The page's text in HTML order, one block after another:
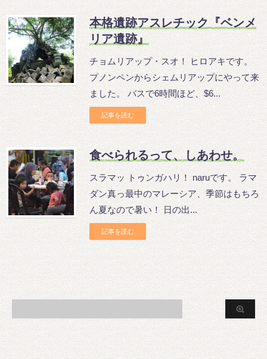
本格遺跡アスレチック『ベンメ
リア遺跡』
チョムリアップ・スオ！ ヒロアキです。
プノンペンからシェムリアップにやって来
ました。 バスで6時間ほど、$6...
記事を読む
食べられるって、しあわせ。
スラマッ トゥンガハリ！ naruです。 ラマ
ダン真っ最中のマレーシア、季節はもちろ
ん夏なので暑い！ 日の出...
記事を読む